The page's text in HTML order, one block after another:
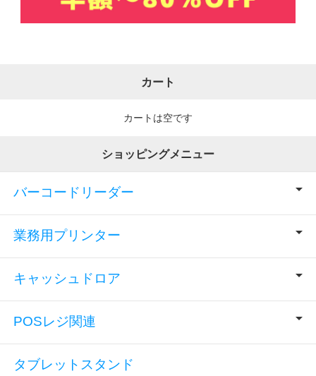
カート
カートは空です
ショッピングメニュー
バーコードリーダー
業務用プリンター
キャッシュドロア
POSレジ関連
タブレットスタンド